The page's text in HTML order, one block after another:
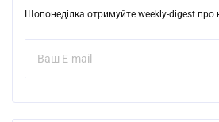
Щопонеділка отримуйте weekly-digest про